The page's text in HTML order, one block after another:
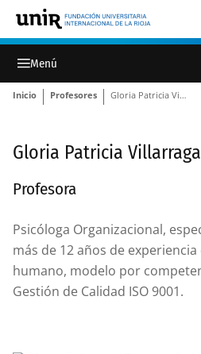
Inicio Profesores Gloria Patricia Villarraga Cordoba
Gloria Patricia
Profesora
Psicóloga Organizacional,
más de 12 años de
humano, modelo por
Gestión de Calidad ISO 9001.